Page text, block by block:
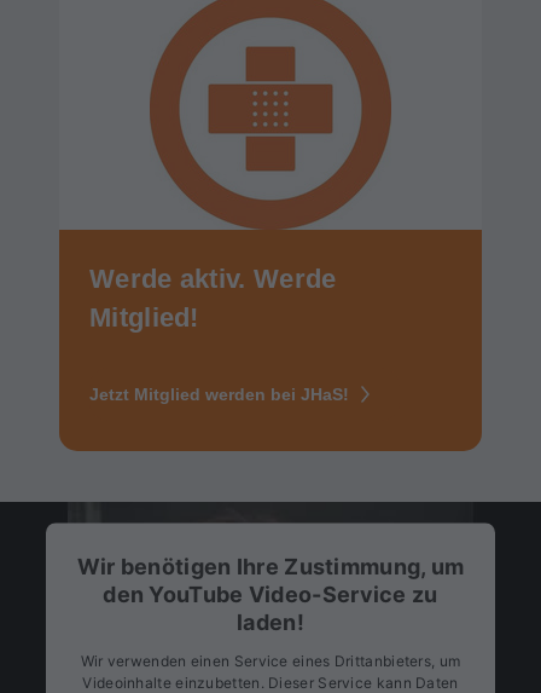
Werde aktiv. Werde
Mitglied!
Jetzt Mitglied werden bei JHaS!
Wir benötigen Ihre Zustimmung, um
den YouTube Video-Service zu
laden!
Wir verwenden einen Service eines Drittanbieters, um
Videoinhalte einzubetten. Dieser Service kann Daten